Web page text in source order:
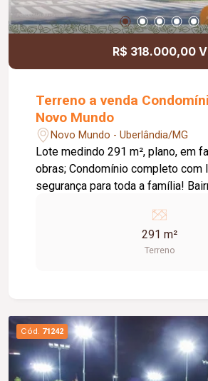
R$ 318.000,00 V
Terreno a venda
Novo Mundo
Novo Mundo - Uberlândia/MG
Lote medindo 291 m², plano, em
obras; Condomínio completo com
segurança para toda a família!
291 m²
Terreno
Cód. 71242